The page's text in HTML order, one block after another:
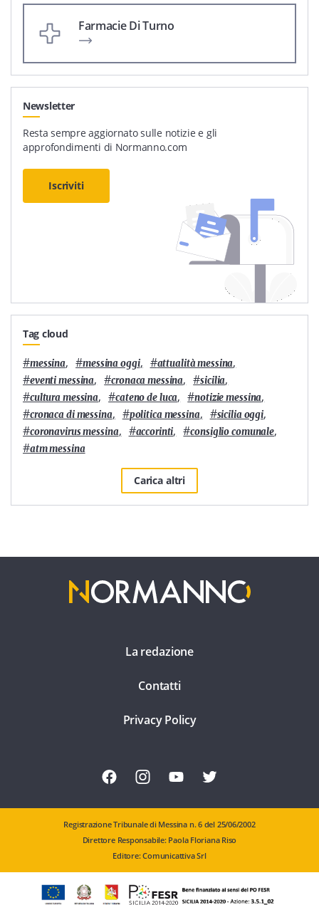
Farmacie Di Turno
Newsletter
Resta sempre aggiornato sulle notizie e gli
approfondimenti di Normanno.com
Iscriviti
Tag cloud
#messina, #messina oggi, #attualità messina,
#eventi messina, #cronaca messina, #sicilia,
#cultura messina, #cateno de luca, #notizie messina,
#cronaca di messina, #politica messina, #sicilia oggi,
#coronavirus messina, #accorinti, #consiglio comunale,
#atm messina
Carica altri
La redazione
Contatti
Privacy Policy
Registrazione Tribunale di Messina n. 6 del 25/06/2002
Direttore Responsabile: Paola Floriana Riso
Editore: Comunicattiva Srl